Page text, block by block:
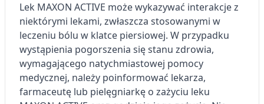
Lek MAXON ACTIVE może wykazywać interakcje z
niektórymi lekami, zwłaszcza stosowanymi w
leczeniu bólu w klatce piersiowej. W przypadku
wystąpienia pogorszenia się stanu zdrowia,
wymagającego natychmiastowej pomocy
medycznej, należy poinformować lekarza,
farmaceutę lub pielęgniarkę o zażyciu leku